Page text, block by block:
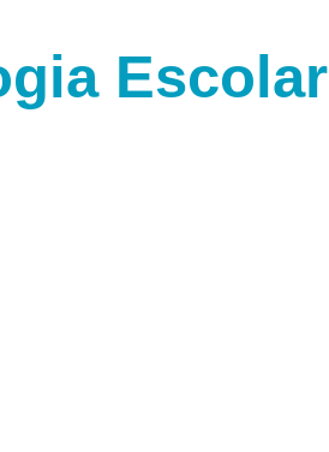
Escolar